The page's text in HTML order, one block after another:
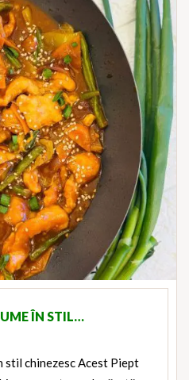
ÎN STIL…
stil chinezesc Acest Piept